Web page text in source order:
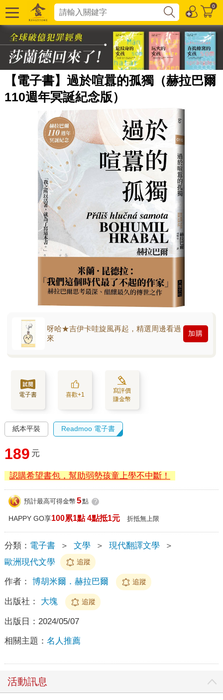
0
【電子書】過於喧囂的孤獨（赫拉巴爾
110週年冥誕紀念版）
呀哈★吉伊卡哇旋風再起，精選周邊看過
來
加購
電子書 喜歡+1
寫評價
賺金幣
紙本平裝 Readmoo 電子書
189 元
認購希望書包，幫助弱勢孩童上學不中斷！
預計最高可得金幣 5點 ?
HAPPY GO享100累1點 4點抵1元 折抵無上限
分類： 電子書 ＞ 文學 ＞ 現代翻譯文學
＞
歐洲現代文學
追蹤
作者： 博胡米爾．赫拉巴爾 追蹤
出版社： 大塊 追蹤
出版日： 2024/05/07
相關主題： 名人推薦
活動訊息